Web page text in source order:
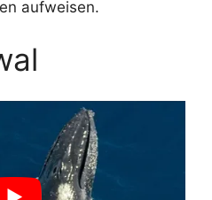
aufweisen.